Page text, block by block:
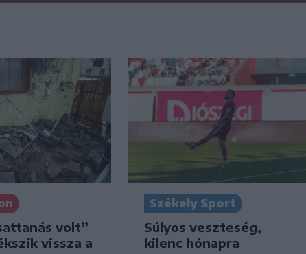
volt”
vissza a
Székely Sport
Súlyos veszteség,
kilenc hónapra